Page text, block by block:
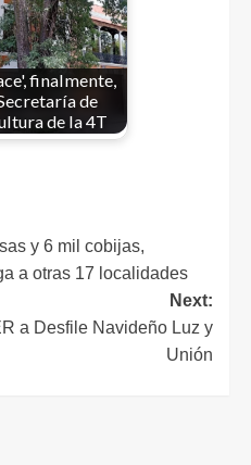
finalmente,
de
de la 4T
y 6 mil cobijas,
a otras 17 localidades
Next:
a Desfile Navideño Luz y
Unión